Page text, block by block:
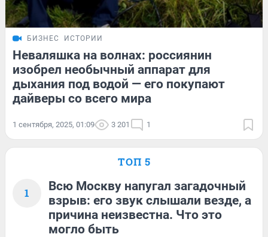
БИЗНЕС ИСТОРИИ
Неваляшка на волнах: россиянин
изобрел необычный аппарат для
дыхания под водой — его покупают
дайверы со всего мира
1 сентября, 2025, 01:09 3 201 1
ТОП 5
1
Всю Москву напугал загадочный
взрыв: его звук слышали везде, а
причина неизвестна. Что это
могло быть